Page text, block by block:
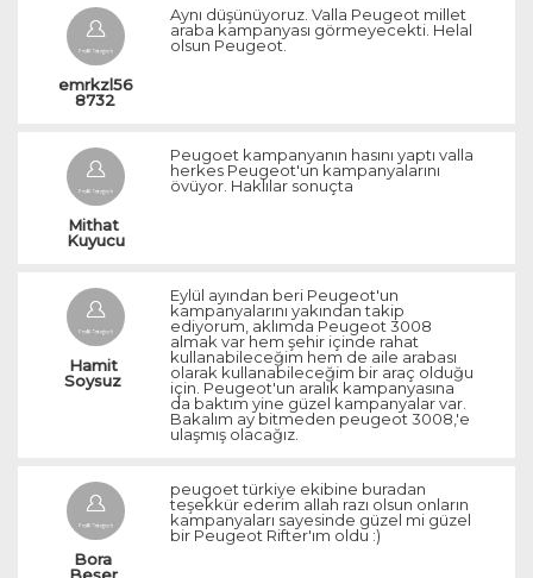
emrkzl56
8732
Aynı düşünüyoruz. Valla Peugeot millet
araba kampanyası görmeyecekti. Helal
olsun Peugeot.
Mithat
Kuyucu
Peugoet kampanyanın hasını yaptı valla
herkes Peugeot'un kampanyalarını
övüyor. Haklılar sonuçta
Hamit
Soysuz
Eylül ayından beri Peugeot'un
kampanyalarını yakından takip
ediyorum, aklımda Peugeot 3008
almak var hem şehir içinde rahat
kullanabileceğim hem de aile arabası
olarak kullanabileceğim bir araç olduğu
için. Peugeot'un aralık kampanyasına
da baktım yine güzel kampanyalar var.
Bakalım ay bitmeden peugeot 3008,'e
ulaşmış olacağız.
Bora
peugoet türkiye ekibine buradan
teşekkür ederim allah razı olsun onların
kampanyaları sayesinde güzel mi güzel
bir Peugeot Rifter'ım oldu :)